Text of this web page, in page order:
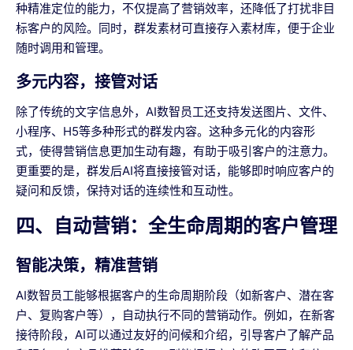
种精准定位的能力，不仅提高了营销效率，还降低了打扰非目
标客户的风险。同时，群发素材可直接存入素材库，便于企业
随时调用和管理。
多元内容，接管对话
除了传统的文字信息外，AI数智员工还支持发送图片、文件、
小程序、H5等多种形式的群发内容。这种多元化的内容形
式，使得营销信息更加生动有趣，有助于吸引客户的注意力。
更重要的是，群发后AI将直接接管对话，能够即时响应客户的
疑问和反馈，保持对话的连续性和互动性。
四、自动营销：全生命周期的客户管理
智能决策，精准营销
AI数智员工能够根据客户的生命周期阶段（如新客户、潜在客
户、复购客户等），自动执行不同的营销动作。例如，在新客
接待阶段，AI可以通过友好的问候和介绍，引导客户了解产品